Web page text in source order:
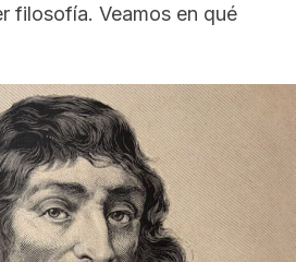
filosofía. Veamos en qué